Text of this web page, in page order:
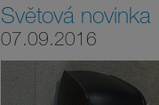
Světová novinka
07.09.2016